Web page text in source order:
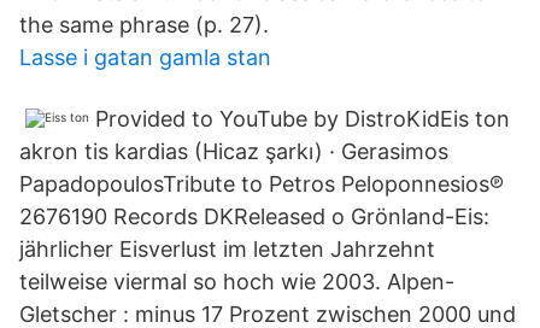
the same phrase (p. 27).
Lasse i gatan gamla stan
Provided to YouTube by DistroKidEis ton
akron tis kardias (Hicaz şarkı) · Gerasimos
PapadopoulosTribute to Petros Peloponnesios℗
2676190 Records DKReleased o Grönland-Eis:
jährlicher Eisverlust im letzten Jahrzehnt
teilweise viermal so hoch wie 2003. Alpen-
Gletscher : minus 17 Prozent zwischen 2000 und